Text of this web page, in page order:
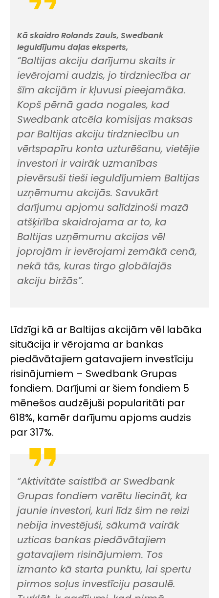
Kā skaidro Rolands Zauls, Swedbank
Ieguldījumu daļas eksperts,
“Baltijas akciju darījumu skaits ir
ievērojami audzis, jo tirdzniecība ar
šīm akcijām ir kļuvusi pieejamāka.
Kopš pērnā gada nogales, kad
Swedbank atcēla komisijas maksas
par Baltijas akciju tirdzniecību un
vērtspapīru konta uzturēšanu, vietējie
investori ir vairāk uzmanības
pievērsuši tieši ieguldījumiem Baltijas
uzņēmumu akcijās. Savukārt
darījumu apjomu salīdzinoši mazā
atšķirība skaidrojama ar to, ka
Baltijas uzņēmumu akcijas vēl
joprojām ir ievērojami zemākā cenā,
nekā tās, kuras tirgo globālajās
akciju biržās”.
Līdzīgi kā ar Baltijas akcijām vēl labāka
situācija ir vērojama ar bankas
piedāvātajiem gatavajiem investīciju
risinājumiem – Swedbank Grupas
fondiem. Darījumi ar šiem fondiem 5
mēnešos audzējuši popularitāti par
618%, kamēr darījumu apjoms audzis
par 317%.
“Aktivitāte saistībā ar Swedbank
Grupas fondiem varētu liecināt, ka
jaunie investori, kuri līdz šim ne reizi
nebija investējuši, sākumā vairāk
uzticas bankas piedāvātajiem
gatavajiem risinājumiem. Tos
izmanto kā starta punktu, lai spertu
pirmos soļus investīciju pasaulē.